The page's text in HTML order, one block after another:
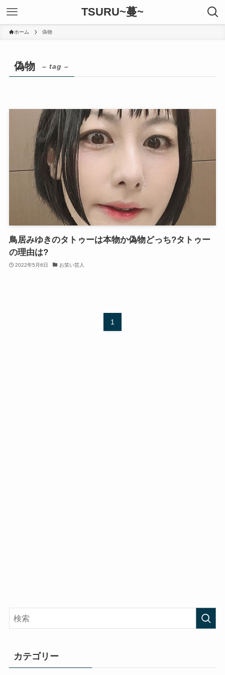
TSURU~蔓~
ホーム 偽物
偽物 – tag –
鳥居みゆきのタトゥーは本物か偽物どっち?タトゥー
の理由は?
2022年5月6日 お笑い芸人
1
カテゴリー